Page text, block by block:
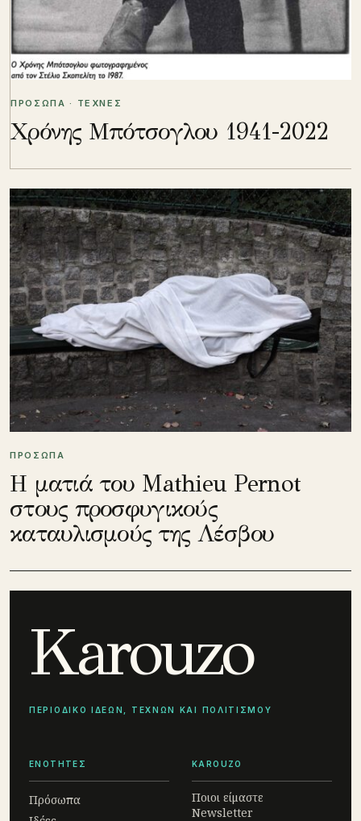
ΠΡΟΣΩΠΑ · ΤΕΧΝΕΣ
Χρόνης Μπότσογλου 1941-2022
ΠΡΟΣΩΠΑ
Η ματιά του Mathieu Pernot
στους προσφυγικούς
καταυλισμούς της Λέσβου
Karouzo
ΠΕΡΙΟΔΙΚΟ ΙΔΕΩΝ, ΤΕΧΝΩΝ ΚΑΙ ΠΟΛΙΤΙΣΜΟΥ
ΕΝΟΤΗΤΕΣ
Πρόσωπα
KAROUZO
Ποιοι είμαστε
Newsletter